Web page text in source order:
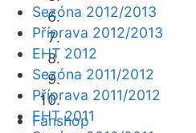
Fanshop
Sezóna 2012/2013
Příprava 2012/2013
EHT 2012
Sezóna 2011/2012
Příprava 2011/2012
EHT 2011